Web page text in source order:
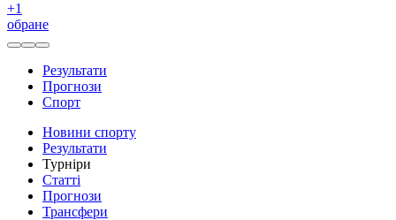
+1
обране
Результати
Прогнози
Спорт
Новини спорту
Результати
Турніри
Статті
Прогнози
Трансфери